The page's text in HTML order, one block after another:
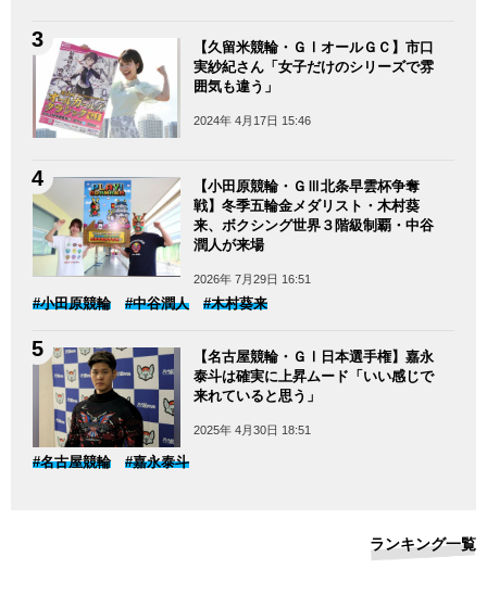
【久留米競輪・ＧⅠオールＧＣ】市口
実紗紀さん「女子だけのシリーズで雰
囲気も違う」
2024年 4月17日 15:46
【小田原競輪・ＧⅢ北条早雲杯争奪
戦】冬季五輪金メダリスト・木村葵
来、ボクシング世界３階級制覇・中谷
潤人が来場
2026年 7月29日 16:51
#小田原競輪 #中谷潤人 #木村葵来
【名古屋競輪・ＧⅠ日本選手権】嘉永
泰斗は確実に上昇ムード「いい感じで
来れていると思う」
2025年 4月30日 18:51
#名古屋競輪 #嘉永泰斗
ランキング一覧